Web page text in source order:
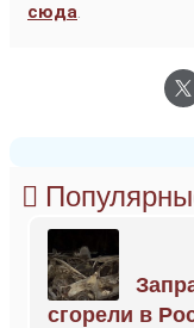
сюда.
сгорели в